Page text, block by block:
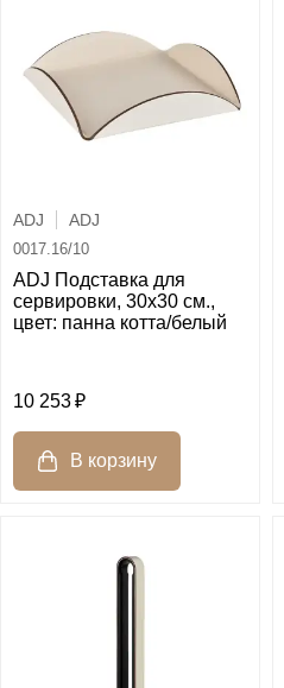
ADJ ADJ
0017.16/10
ADJ Подставка для
сервировки, 30x30 см.,
цвет: панна котта/белый
10 253